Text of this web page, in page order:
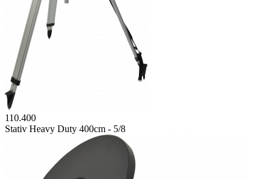
110.400
Stativ Heavy Duty 400cm - 5/8